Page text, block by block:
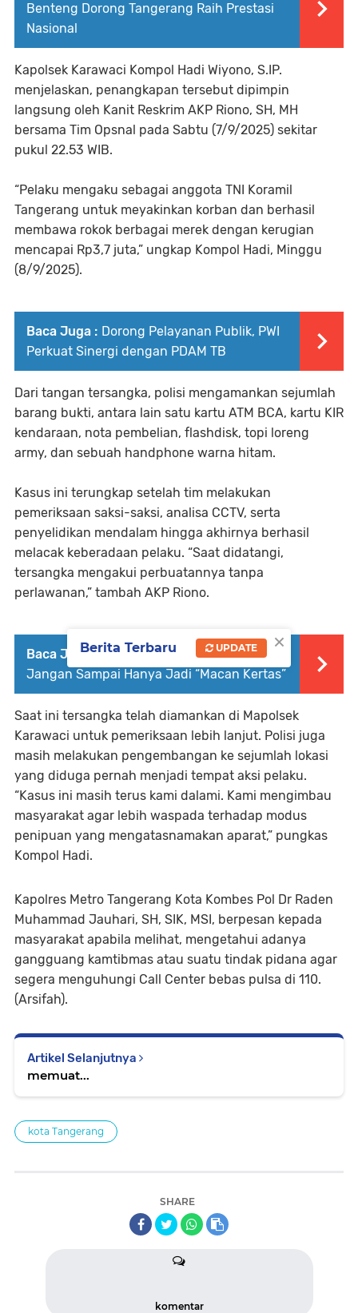
Benteng Dorong Tangerang Raih Prestasi
Nasional
Kapolsek Karawaci Kompol Hadi Wiyono, S.IP.
menjelaskan, penangkapan tersebut dipimpin
langsung oleh Kanit Reskrim AKP Riono, SH, MH
bersama Tim Opsnal pada Sabtu (7/9/2025) sekitar
pukul 22.53 WIB.
“Pelaku mengaku sebagai anggota TNI Koramil
Tangerang untuk meyakinkan korban dan berhasil
membawa rokok berbagai merek dengan kerugian
mencapai Rp3,7 juta,” ungkap Kompol Hadi, Minggu
(8/9/2025).
Baca Juga : Dorong Pelayanan Publik, PWI
Perkuat Sinergi dengan PDAM TB
Dari tangan tersangka, polisi mengamankan sejumlah
barang bukti, antara lain satu kartu ATM BCA, kartu KIR
kendaraan, nota pembelian, flashdisk, topi loreng
army, dan sebuah handphone warna hitam.
Kasus ini terungkap setelah tim melakukan
pemeriksaan saksi-saksi, analisa CCTV, serta
penyelidikan mendalam hingga akhirnya berhasil
melacak keberadaan pelaku. “Saat didatangi,
tersangka mengakui perbuatannya tanpa
perlawanan,” tambah AKP Riono.
Baca Juga : Perda TJSL Tangerang Diuji:
Jangan Sampai Hanya Jadi “Macan Kertas”
Saat ini tersangka telah diamankan di Mapolsek
Karawaci untuk pemeriksaan lebih lanjut. Polisi juga
masih melakukan pengembangan ke sejumlah lokasi
yang diduga pernah menjadi tempat aksi pelaku.
“Kasus ini masih terus kami dalami. Kami mengimbau
masyarakat agar lebih waspada terhadap modus
penipuan yang mengatasnamakan aparat,” pungkas
Kompol Hadi.
Kapolres Metro Tangerang Kota Kombes Pol Dr Raden
Muhammad Jauhari, SH, SIK, MSI, berpesan kepada
masyarakat apabila melihat, mengetahui adanya
gangguang kamtibmas atau suatu tindak pidana agar
segera menguhungi Call Center bebas pulsa di 110.
(Arsifah).
Artikel Selanjutnya
memuat...
kota Tangerang
SHARE
komentar
×
Berita Terbaru UPDATE